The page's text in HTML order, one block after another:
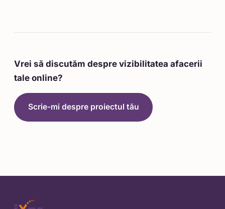
Vrei să discutăm despre vizibilitatea afacerii
tale online?
Scrie-mi despre proiectul tău